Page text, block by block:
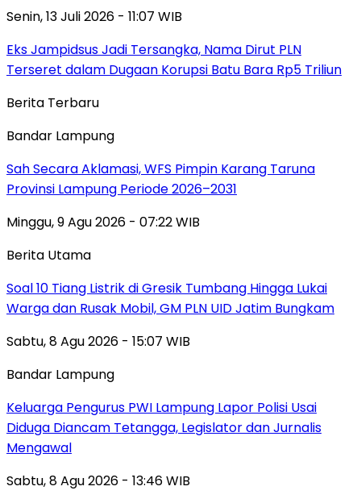
Senin, 13 Juli 2026 - 11:07 WIB
Eks Jampidsus Jadi Tersangka, Nama Dirut PLN
Terseret dalam Dugaan Korupsi Batu Bara Rp5 Triliun
Berita Terbaru
Bandar Lampung
Sah Secara Aklamasi, WFS Pimpin Karang Taruna
Provinsi Lampung Periode 2026–2031
Minggu, 9 Agu 2026 - 07:22 WIB
Berita Utama
Soal 10 Tiang Listrik di Gresik Tumbang Hingga Lukai
Warga dan Rusak Mobil, GM PLN UID Jatim Bungkam
Sabtu, 8 Agu 2026 - 15:07 WIB
Bandar Lampung
Keluarga Pengurus PWI Lampung Lapor Polisi Usai
Diduga Diancam Tetangga, Legislator dan Jurnalis
Mengawal
Sabtu, 8 Agu 2026 - 13:46 WIB